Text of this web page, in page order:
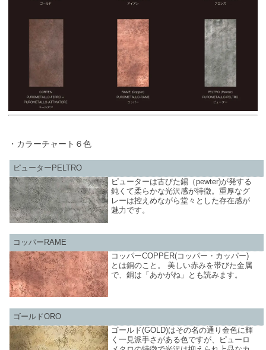
・カラーチャート６色
ピューターPELTRO
ピューターは古びた錫（pewter)が発する
鈍くて柔らかな光沢感が特徴。重厚なグ
レーは控えめながら堂々とした存在感が
魅力です。
コッパーRAME
コッパーCOPPER(コッパー・カッパー)
とは銅のこと。 美しい赤みを帯びた金属
で、銅は「あかがね」とも読みます。
ゴールドORO
ゴールド(GOLD)はその名の通り金色に輝
く一見派手さがある色ですが、ピューロ